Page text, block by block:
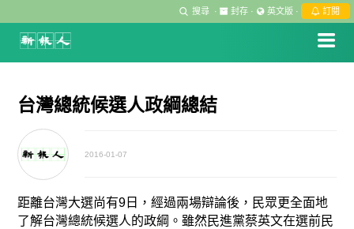
搜尋 · 封存 · 英文版 · 訂閱
台灣總統候選人政綱總結
2016-01-07
距離台灣大選尚有9日，經過兩場辯論後，民眾更全面地
了解台灣總統候選人的政綱。雖然民進黨蔡英文在選前民